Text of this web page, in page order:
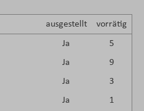
ausgestellt vorrätig
Ja
5
Ja
9
Ja
3
Ja
1